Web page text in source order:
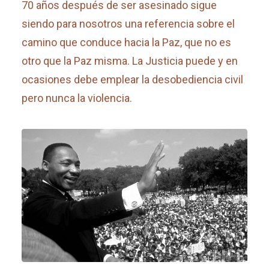
70 años después de ser asesinado sigue
siendo para nosotros una referencia sobre el
camino que conduce hacia la Paz, que no es
otro que la Paz misma. La Justicia puede y en
ocasiones debe emplear la desobediencia civil
pero nunca la violencia.